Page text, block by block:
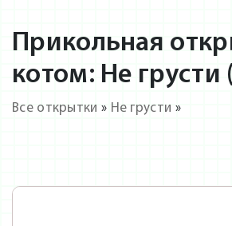
Прикольная
котом: Не грусти
Все открытки » Не грусти »